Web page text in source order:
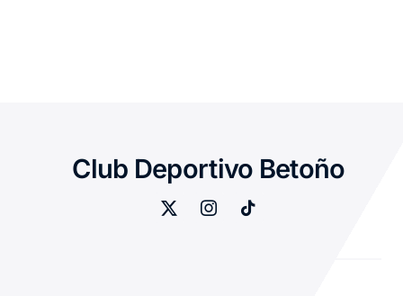
Club Deportivo Betoño